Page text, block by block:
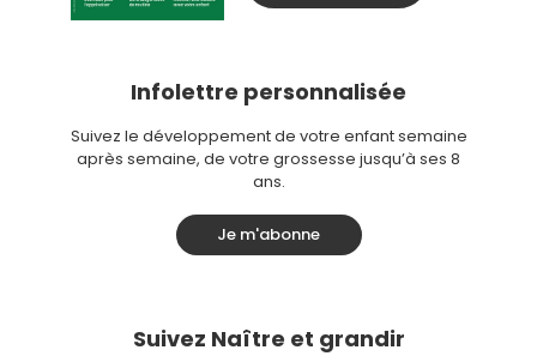
Infolettre personnalisée
Suivez le développement de votre enfant semaine
après semaine, de votre grossesse jusqu’à ses 8
ans.
Je m'abonne
Suivez Naître et grandir